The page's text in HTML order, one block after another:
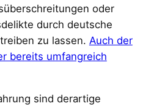
oder
durch deutsche
zu lassen. Auch der
bereits umfangreich
sind derartige